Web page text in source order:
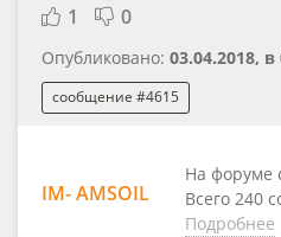
1 0
Опубликовано: 03.04.2018, в
сообщение #4615
IM- AMSOIL
На форуме
Всего 240
Подробнее